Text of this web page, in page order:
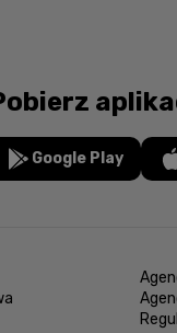
Google Play